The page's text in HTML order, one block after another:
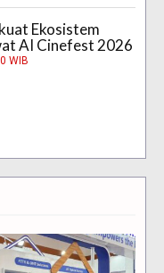
Ekosistem
AI Cinefest 2026
WIB